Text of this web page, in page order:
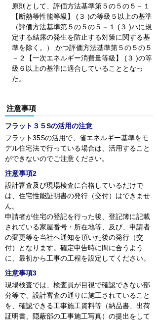
原則として、評価方法基準第５の５の５－１
【断熱等性能等級】 (３ )の等級５以上の基準
（評価方法基準第５の５の５－１ (３ )ハに規
定する結露の発生を防止する対策に関する基
準を除く。） かつ評価方法基準第５の５の５
－２【一次エネルギー消費量等級】 (３ )の等
級６以上の基準に適合していることとなっ
た。
注意事項
フラット３５Sの活用の注意
フラット35Sの活用で、省エネルギー基準をモ
デル住宅法で行っている場合は、活用すること
ができないのでご注意ください。
注意事項2
設計審査及び現場検査に合格しているだけで
は、住宅性能証明書の発行（交付）はできませ
ん。
申請者が住宅の登記を行った後、登記簿に記載
されている家屋番号・所在地等、及び、申請者
の変更等を当社へ通知を頂いた後の発行（交
付）となります。確定申告時に間に合うよう
に、最初から工事の工程を設定してください。
注意事項3
現場検査では、検査員が目視で確認できない部
分等で、設計審査の通りに施工されていること
を、確認できる工事施工資料等（納品書、出荷
証明書、隠蔽部の工事施工写真）の提出をして